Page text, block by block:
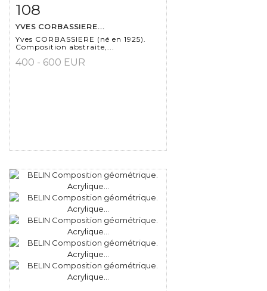
Fiche détaillée
108
YVES CORBASSIERE...
Yves CORBASSIERE (né en 1925).
Composition abstraite,...
400 - 600 EUR